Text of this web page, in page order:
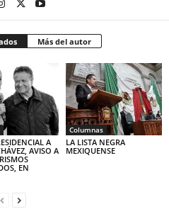
Más del autor
A
AVISO A
EN
Columnas
LA LISTA NEGRA
MEXIQUENSE